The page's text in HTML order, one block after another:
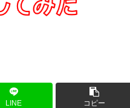
LINE コピー